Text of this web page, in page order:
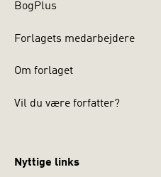
BogPlus
Forlagets medarbejdere
Om forlaget
Vil du være forfatter?
Nyttige links